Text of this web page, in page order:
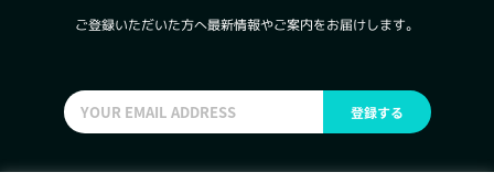
ご登録いただいた方へ最新情報やご案内をお届けします。
登録する